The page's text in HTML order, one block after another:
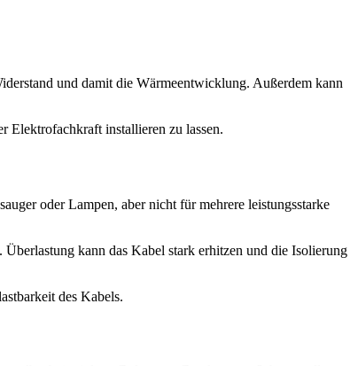
und damit die Wärmeentwicklung. Außerdem kann
Elektrofachkraft installieren zu lassen.
oder Lampen, aber nicht für mehrere leistungsstarke
kann das Kabel stark erhitzen und die Isolierung
des Kabels.